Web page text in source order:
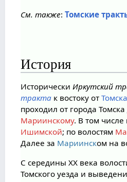
См. также:Томские
История
ИсторическиИркутский
тракта к востоку отТомска
проходил от города
Мариинскому. В том
Ишимской; по волостям
Далее за Мариинском на
С середины XX века
Томского уезда и